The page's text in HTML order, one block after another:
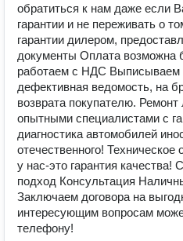
обратиться к нам даже если
гарантии и не переживать о
гарантии дилером,
документы Оплата возможна
работаем с НДС
дефективная ведомость, на
возврата покупателю.
опытными специалистами с
диагностика автомобилей
отечественного!
у нас-это гарантия
подход Консультация
Заключаем договора на
интересующим вопросам
телефону!